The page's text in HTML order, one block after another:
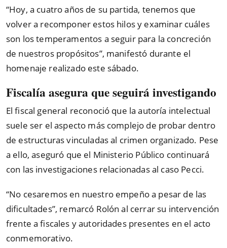
“Hoy, a cuatro años de su partida, tenemos que
volver a recomponer estos hilos y examinar cuáles
son los temperamentos a seguir para la concreción
de nuestros propósitos”, manifestó durante el
homenaje realizado este sábado.
Fiscalía asegura que seguirá investigando
El fiscal general reconoció que la autoría intelectual
suele ser el aspecto más complejo de probar dentro
de estructuras vinculadas al crimen organizado. Pese
a ello, aseguró que el Ministerio Público continuará
con las investigaciones relacionadas al caso Pecci.
“No cesaremos en nuestro empeño a pesar de las
dificultades”, remarcó Rolón al cerrar su intervención
frente a fiscales y autoridades presentes en el acto
conmemorativo.